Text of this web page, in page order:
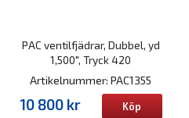
PAC ventilfjädrar, Dubbel, yd
1,500", Tryck 420
Artikelnummer: PAC1355
10 800 kr Köp